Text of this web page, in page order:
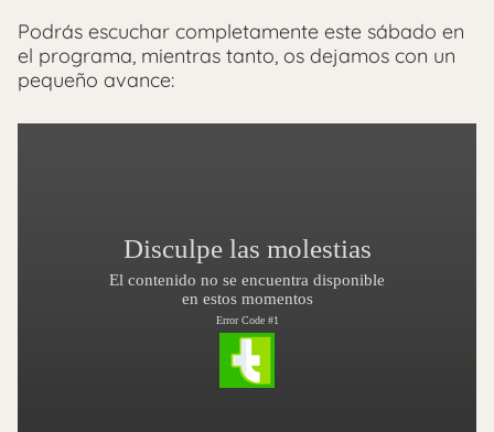
Podrás escuchar completamente este sábado en
el programa, mientras tanto, os dejamos con un
pequeño avance: